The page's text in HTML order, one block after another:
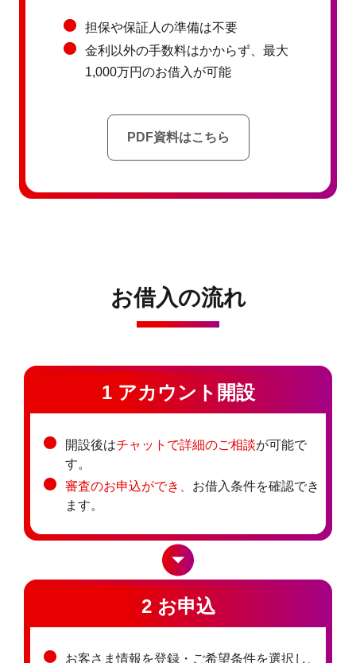
担保や保証人の準備は不要
金利以外の手数料はかからず、最大
1,000万円のお借入が可能
PDF資料はこちら
お借入の流れ
1 アカウント開設
開設後はチャットで詳細のご相談が可能で
す。
審査のお申込ができ、 お借入条件を確認でき
ます。
2 お申込
お客さま情報を登録・ご希望条件を選択し、